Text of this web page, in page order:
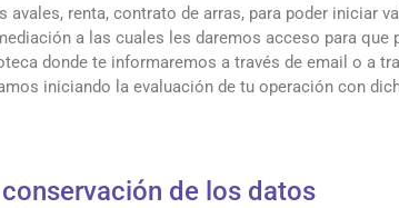
renta, contrato de arras, para poder iniciar
a las cuales les daremos acceso para que
donde te informaremos a través de email o a
iniciando la evaluación de tu operación con
de los datos